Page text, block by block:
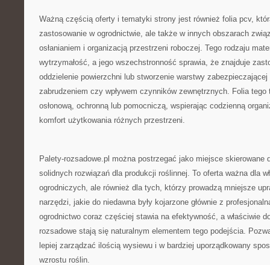
Ważną częścią oferty i tematyki strony jest również folia pcv,
zastosowanie w ogrodnictwie, ale także w innych obszarach
osłanianiem i organizacją przestrzeni roboczej. Tego rodzaju
wytrzymałość, a jego wszechstronność sprawia, że znajduje
oddzielenie powierzchni lub stworzenie warstwy
zabrudzeniem czy wpływem czynników zewnętrznych. Folia tego
osłonową, ochronną lub pomocniczą, wspierając codzienną
komfort użytkowania różnych przestrzeni.
Palety-rozsadowe.pl można postrzegać jako miejsce skierowane
solidnych rozwiązań dla produkcji roślinnej. To oferta ważna dla
ogrodniczych, ale również dla tych, którzy prowadzą mniejsze
narzędzi, jakie do niedawna były kojarzone głównie z
ogrodnictwo coraz częściej stawia na efektywność, a właściwie
rozsadowe stają się naturalnym elementem tego podejścia.
lepiej zarządzać ilością wysiewu i w bardziej uporządkowany
wzrostu roślin.